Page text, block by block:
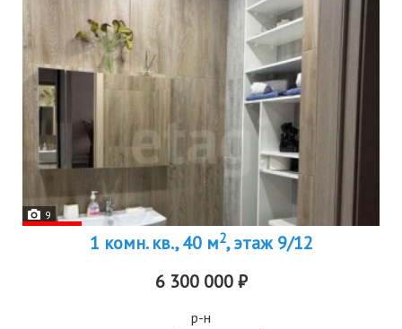
9
1 комн. кв., 40 м2, этаж 9/12
6 300 000 ₽
р-н